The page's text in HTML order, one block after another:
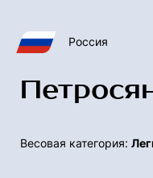
Россия
Весовая категория: